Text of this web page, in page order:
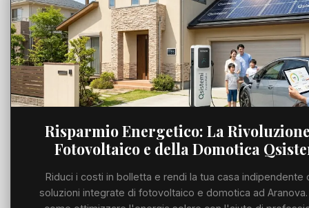
Cronaca
Viabilità
Utilità
Meteo
Eventi
Risparmio Energetico: La
Fotovoltaico e della Domotica
Riduci i costi in bolletta e rendi la tua casa indipendente
soluzioni integrate di fotovoltaico e domotica ad Aranova.
Precedente